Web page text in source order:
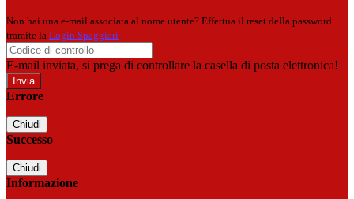
Non hai una e-mail associata al nome utente? Effettua il reset della password
tramite la Login Spaggiari
E-mail inviata, si prega di controllare la casella di posta elettronica!
Errore
Chiudi
Successo
Chiudi
Informazione